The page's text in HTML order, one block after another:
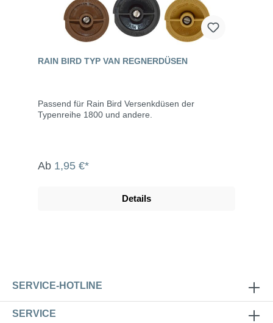
RAIN BIRD TYP VAN REGNERDÜSEN
Passend für Rain Bird Versenkdüsen der
Typenreihe 1800 und andere.
Ab 1,95 €*
Details
SERVICE-HOTLINE
SERVICE